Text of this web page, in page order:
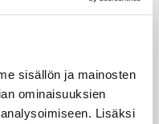
sisällön ja mainosten
ominaisuuksien
Lisäksi